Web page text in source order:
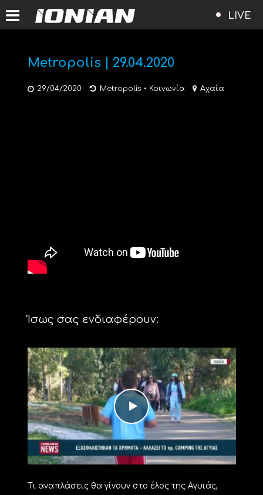
LIVE
Metropolis | 29.04.2020
29/04/2020 Metropolis • Κοινωνία Αχαΐα
Ίσως σας ενδιαφέρουν:
Τι αναπλάσεις θα γίνουν στο έλος της Αγυιάς,